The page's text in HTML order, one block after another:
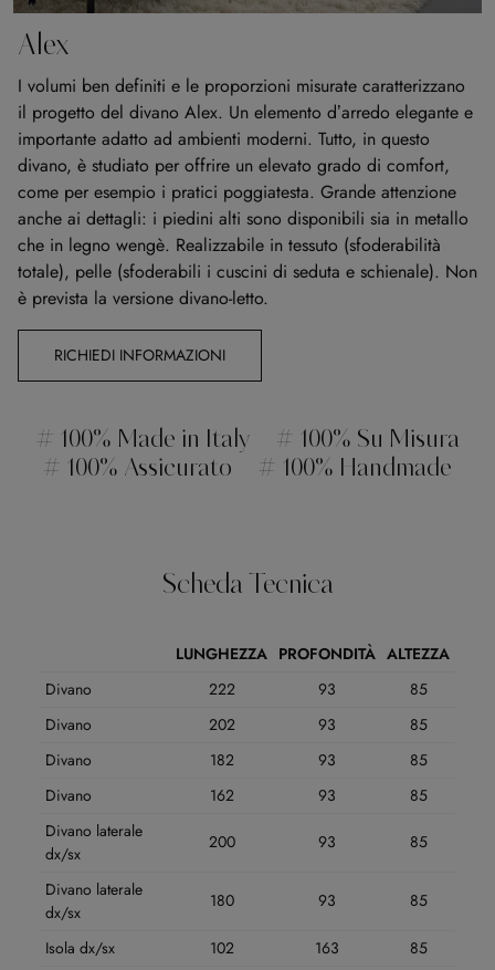
Alex
I volumi ben definiti e le proporzioni misurate caratterizzano
il progetto del divano Alex. Un elemento d’arredo elegante e
importante adatto ad ambienti moderni. Tutto, in questo
divano, è studiato per offrire un elevato grado di comfort,
come per esempio i pratici poggiatesta. Grande attenzione
anche ai dettagli: i piedini alti sono disponibili sia in metallo
che in legno wengè. Realizzabile in tessuto (sfoderabilità
totale), pelle (sfoderabili i cuscini di seduta e schienale). Non
è prevista la versione divano-letto.
RICHIEDI INFORMAZIONI
# 100% Made in Italy
# 100% Su Misura
# 100% Assicurato
# 100% Handmade
Scheda Tecnica
LUNGHEZZA PROFONDITÀ ALTEZZA
Divano
222 93
85
Divano
202 93
85
Divano
182 93
85
Divano
162 93
85
Divano laterale
dx/sx
200 93 85
Divano laterale
dx/sx
180 93 85
Isola dx/sx 102 163
85